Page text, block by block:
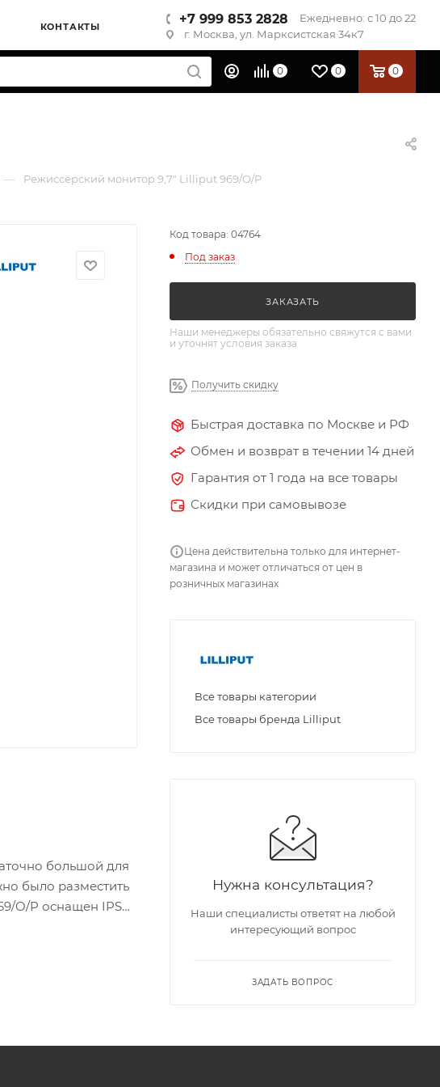
КОНТАКТЫ
+7 999 853 2828
Ежедневно: с 10 до 22
г. Москва, ул. Марксистская 34к7
0 0 0
— Режиссёрский монитор 9,7" Lilliput 969/O/P
большой для
было разместить
O/P оснащен IPS
Код товара: 04764
Под заказ
ЗАКАЗАТЬ
Наши менеджеры обязательно свяжутся с вами
и уточнят условия заказа
Получить скидку
Быстрая доставка по Москве и РФ
Обмен и возврат в течении 14 дней
Гарантия от 1 года на все товары
Скидки при самовывозе
Цена действительна только для интернет-
магазина и может отличаться от цен в
розничных магазинах
Все товары категории
Все товары бренда Lilliput
Нужна консультация?
Наши специалисты ответят на любой
интересующий вопрос
ЗАДАТЬ ВОПРОС